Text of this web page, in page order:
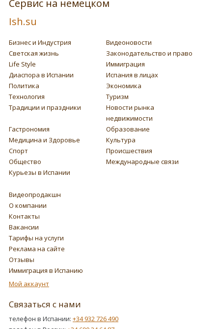
Сервис на немецком
Ish.su
Бизнес и Индустрия
Видеоновости
Светская жизнь
Законодательство и право
Life Style
Иммиграция
Диаспора в Испании
Испания в лицах
Политика
Экономика
Технология
Туризм
Традиции и праздники
Новости рынка
недвижимости
Гастрономия
Образование
Медицина и Здоровье
Культура
Спорт
Происшествия
Общество
Международные связи
Курьезы в Испании
Видеопродакшн
О компании
Контакты
Вакансии
Тарифы на услуги
Реклама на сайте
Отзывы
Иммиграция в Испанию
Мой аккаунт
Связаться с нами
телефон в Испании: +34 932 726 490